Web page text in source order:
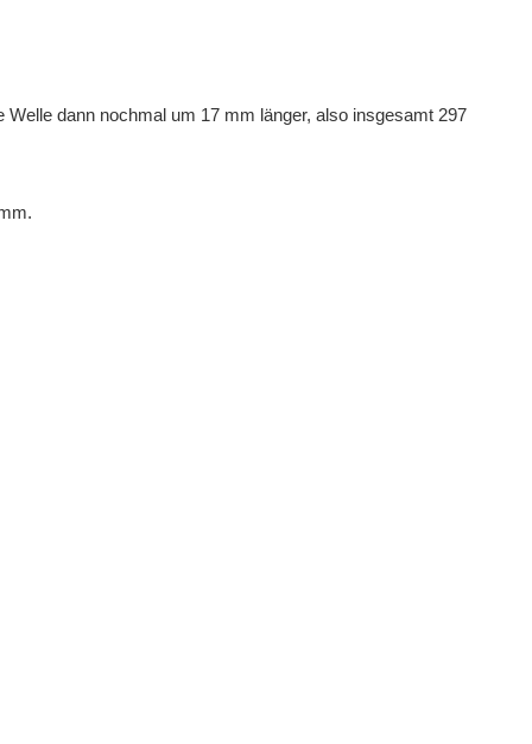
dann nochmal um 17 mm länger, also insgesamt 297